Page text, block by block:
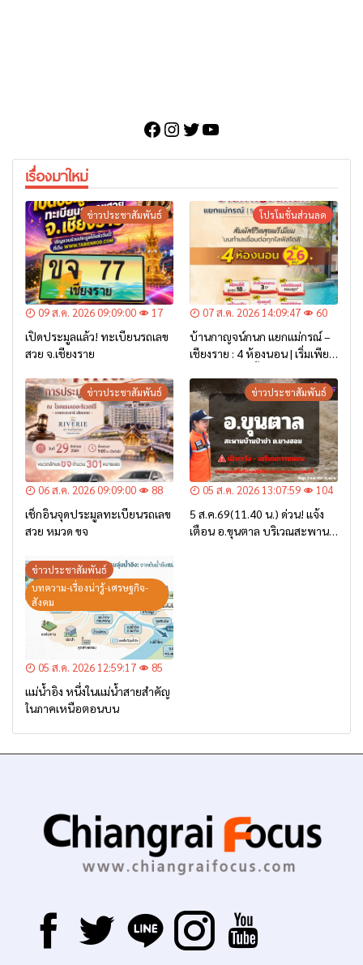
Facebook
Instagram
Twitter
YouTube
เรื่องมาใหม่
ข่าวประชาสัมพันธ์
09 ส.ค. 2026 09:09:00 17
เปิดประมูลแล้ว! ทะเบียนรถเลข
สวย จ.เชียงราย
โปรโมชั่นส่วนลด
07 ส.ค. 2026 14:09:47 60
บ้านกาญจน์กนก แยกแม่กรณ์ –
เชียงราย : 4 ห้องนอน | เริ่มเพียง
ข่าวประชาสัมพันธ์
06 ส.ค. 2026 09:09:00 88
เช็กอินจุดประมูลทะเบียนรถเลข
สวย หมวด ขจ
ข่าวประชาสัมพันธ์
05 ส.ค. 2026 13:07:59 104
5 ส.ค.69(11.40 น.) ด่วน! แจ้ง
เตือน อ.ขุนตาล บริเวณสะพาน
ข่าวประชาสัมพันธ์
บทความ-เรื่องน่ารู้-เศรษฐกิจ-
สังคม
05 ส.ค. 2026 12:59:17 85
แม่น้ำอิง หนึ่งในแม่น้ำสายสำคัญ
ในภาคเหนือตอนบน